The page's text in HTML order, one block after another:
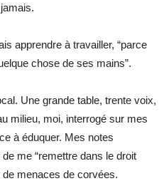
apprendre à travailler, “parce
chose de ses mains”.
Une grande table, trente voix,
milieu, moi, interrogé sur mes
à éduquer. Mes notes
me “remettre dans le droit
menaces de corvées.